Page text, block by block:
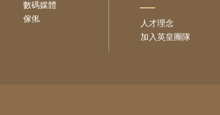
數碼媒體
傢俬
人才理念
加入英皇團隊